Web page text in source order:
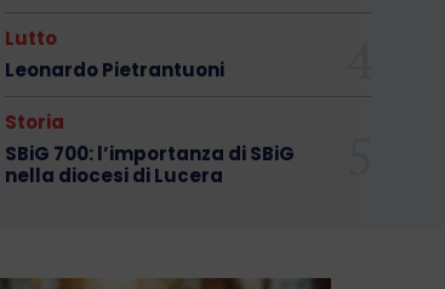
Lutto
Leonardo Pietrantuoni
Storia
SBiG 700: l’importanza di SBiG
nella diocesi di Lucera